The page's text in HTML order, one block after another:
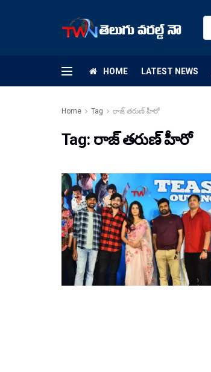
HOME LATEST NEWS
Home Tag రాజ్ తరుణ్ హీరో
Tag: రాజ్ తరుణ్ హీరో